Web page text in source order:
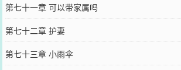
第七十一章 可以带家属吗
第七十二章 护妻
第七十三章 小雨伞